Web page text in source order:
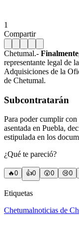
1
Compartir
Chetumal.-
representante legal de
Adquisiciones de la
de Chetumal.
Subcontratarán
Para poder cumplir con
asentada en Puebla,
estipulada en los
¿Qué te pareció?
🔥0 👍0 😲0 😢0
Etiquetas
Chetumalnoticias de